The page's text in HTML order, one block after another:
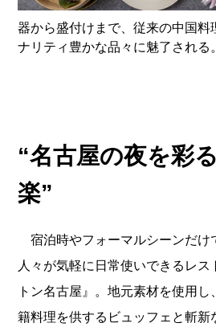
器から盛付けまで、従来の中国料
ナリティ豊かな品々に魅了される。
“名古屋の夜を彩
楽”
宿泊時やフォーマルシーンだけ
人々が気軽に日常使いできるレ
トン名古屋』。地元素材を使用
籍料理を供するビュッフェと斬新